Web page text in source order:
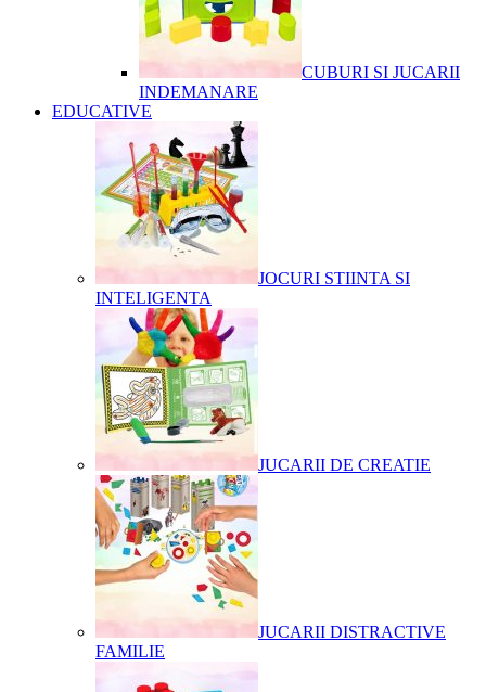
CUBURI SI JUCARII
INDEMANARE
EDUCATIVE
JOCURI STIINTA SI
INTELIGENTA
JUCARII DE CREATIE
JUCARII DISTRACTIVE
FAMILIE